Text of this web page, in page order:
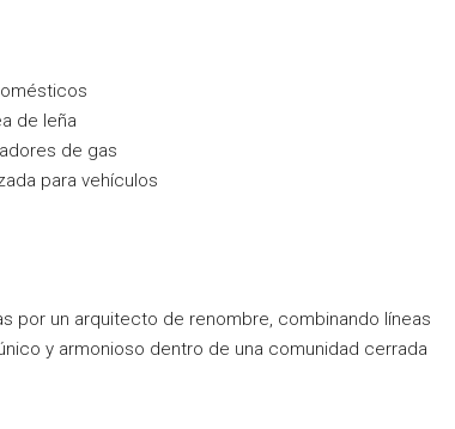
de leña
de gas
para vehículos
por un arquitecto de renombre, combinando líneas
y armonioso dentro de una comunidad cerrada